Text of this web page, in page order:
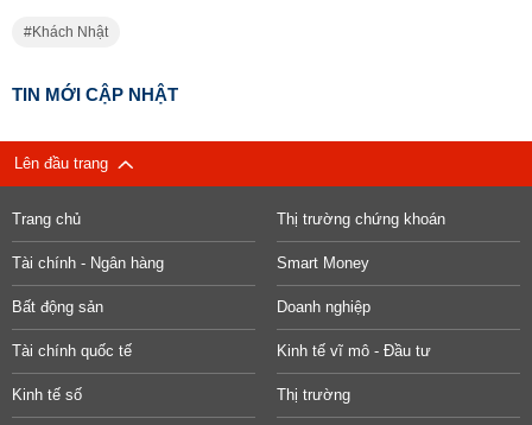
Khách Nhật
TIN MỚI CẬP NHẬT
Lên đầu trang
Trang chủ Thị trường chứng khoán
Tài chính - Ngân hàng Smart Money
Bất động sản Doanh nghiệp
Tài chính quốc tế Kinh tế vĩ mô - Đầu tư
Kinh tế số Thị trường